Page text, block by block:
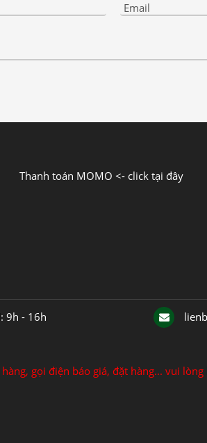
Email
Thanh toán MOMO <- click tại đây
9h - 16h
gọi điện báo giá, đặt hàng... vui